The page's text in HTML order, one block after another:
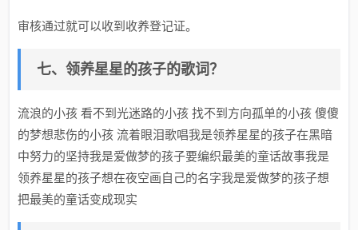
审核通过就可以收到收养登记证。
七、领养星星的孩子的歌词？
流浪的小孩 看不到光迷路的小孩 找不到方向孤单的小孩 傻傻
的梦想悲伤的小孩 流着眼泪歌唱我是领养星星的孩子在黑暗
中努力的坚持我是爱做梦的孩子要编织最美的童话故事我是
领养星星的孩子想在夜空画自己的名字我是爱做梦的孩子想
把最美的童话变成现实